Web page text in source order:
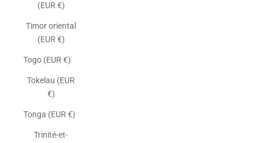
(EUR €)
Timor oriental
(EUR €)
Togo (EUR €)
Tokelau (EUR
€)
Tonga (EUR €)
Trinité-et-